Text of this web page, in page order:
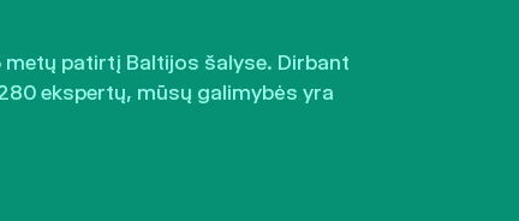
metų patirtį Baltijos šalyse. Dirbant
ekspertų, mūsų galimybės yra